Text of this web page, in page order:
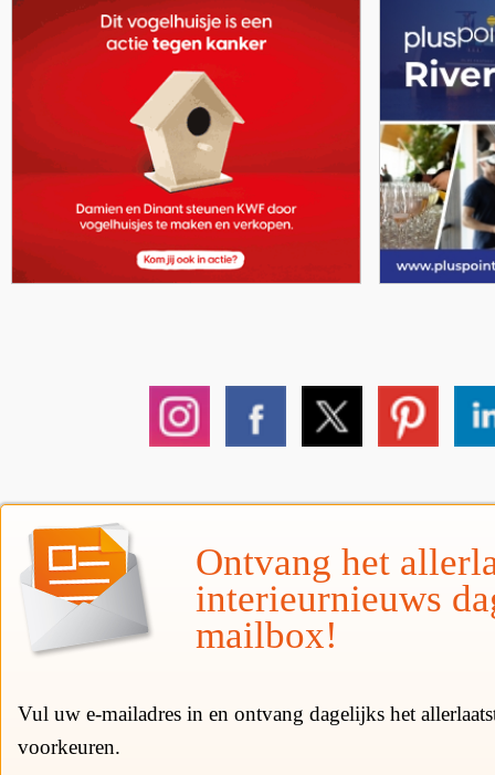
Ontvang het
interieurnieuws
mailbox!
Vul uw e-mailadres in en ontvang dagelijks het
voorkeuren.